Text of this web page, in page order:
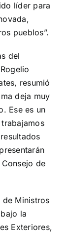
líder para
pueblos”.
del
resumió
deja muy
Ese es un
de
de Ministros
la
Exteriores,